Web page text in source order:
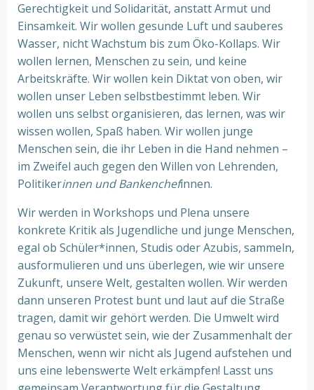
Gerechtigkeit und Solidarität, anstatt Armut und
Einsamkeit. Wir wollen gesunde Luft und sauberes
Wasser, nicht Wachstum bis zum Öko-Kollaps. Wir
wollen lernen, Menschen zu sein, und keine
Arbeitskräfte. Wir wollen kein Diktat von oben, wir
wollen unser Leben selbstbestimmt leben. Wir
wollen uns selbst organisieren, das lernen, was wir
wissen wollen, Spaß haben. Wir wollen junge
Menschen sein, die ihr Leben in die Hand nehmen –
im Zweifel auch gegen den Willen von Lehrenden,
Politikerinnen und Bankenchefinnen.
Wir werden in Workshops und Plena unsere
konkrete Kritik als Jugendliche und junge Menschen,
egal ob Schüler*innen, Studis oder Azubis, sammeln,
ausformulieren und uns überlegen, wie wir unsere
Zukunft, unsere Welt, gestalten wollen. Wir werden
dann unseren Protest bunt und laut auf die Straße
tragen, damit wir gehört werden. Die Umwelt wird
genau so verwüstet sein, wie der Zusammenhalt der
Menschen, wenn wir nicht als Jugend aufstehen und
uns eine lebenswerte Welt erkämpfen! Lasst uns